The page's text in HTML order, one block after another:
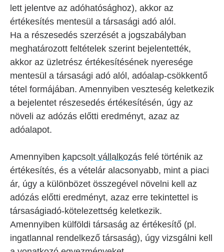
lett jelentve az adóhatósághoz), akkor az
értékesítés mentesül a társasági adó alól.
Ha a részesedés szerzését a jogszabályban
meghatározott feltételek szerint bejelentették,
akkor az üzletrész értékesítésének nyeresége
mentesül a társasági adó alól, adóalap-csökkentő
tétel formájában. Amennyiben veszteség keletkezik
a bejelentet részesedés értékesítésén, úgy az
növeli az adózás előtti eredményt, azaz az
adóalapot.
Amennyiben kapcsolt vállalkozás felé történik az
értékesítés, és a vételár alacsonyabb, mint a piaci
ár, úgy a különbözet összegével növelni kell az
adózás előtti eredményt, azaz erre tekintettel is
társaságiadó-kötelezettség keletkezik.
Amennyiben külföldi társaság az értékesítő (pl.
ingatlannal rendelkező társaság), úgy vizsgálni kell